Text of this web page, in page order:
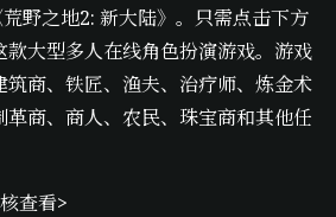
野之地2: 新大陆》。只需点击下方
大型多人在线角色扮演游戏。游戏
筑商、铁匠、渔夫、治疗师、炼金术
商、商人、农民、珠宝商和其他任
查看>